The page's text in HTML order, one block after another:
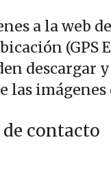
a la web
descargar
las imágenes
contacto